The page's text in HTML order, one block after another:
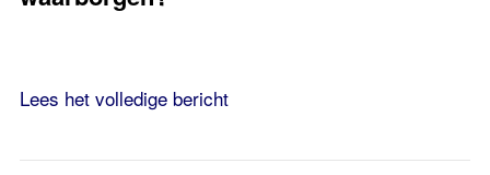
Lees het volledige bericht